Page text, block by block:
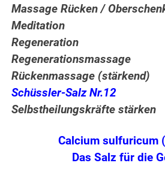
Massage Rücken /
Meditation
Regeneration
Regenerationsmassage
Rückenmassage (stärkend)
Schüssler-Salz Nr.12
Selbstheilungskräfte stärken
Calcium sulfuricum
Das Salz für die